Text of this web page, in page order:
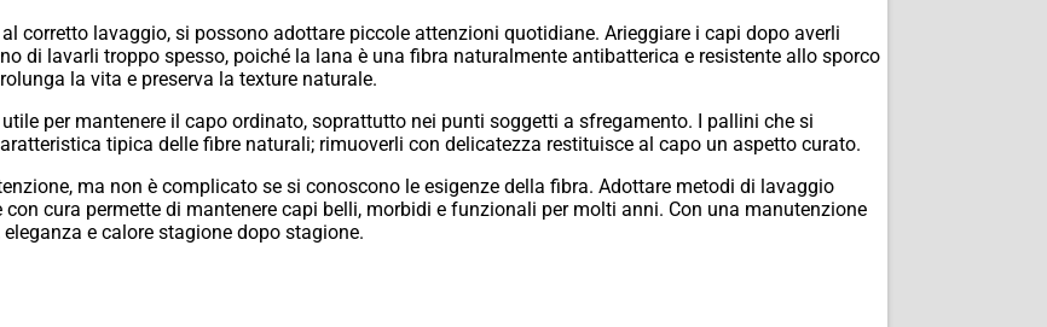
corretto lavaggio, si possono adottare piccole attenzioni quotidiane. Arieggiare i capi dopo averli
di lavarli troppo spesso, poiché la lana è una fibra naturalmente antibatterica e resistente allo sporco
la vita e preserva la texture naturale.
per mantenere il capo ordinato, soprattutto nei punti soggetti a sfregamento. I pallini che si
tipica delle fibre naturali; rimuoverli con delicatezza restituisce al capo un aspetto curato.
ma non è complicato se si conoscono le esigenze della fibra. Adottare metodi di lavaggio
cura permette di mantenere capi belli, morbidi e funzionali per molti anni. Con una manutenzione
e calore stagione dopo stagione.